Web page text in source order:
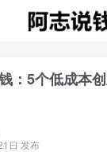
：5个低成本
日 发布